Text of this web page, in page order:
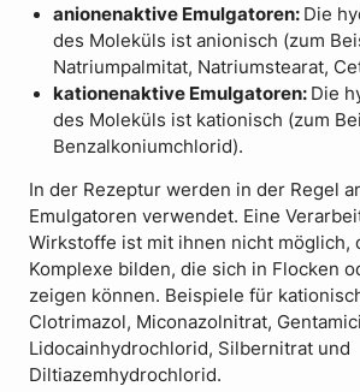
anionenaktive Emulgatoren: Die
des Moleküls ist anionisch (zum
Natriumpalmitat, Natriumstearat,
kationenaktive Emulgatoren: Die
des Moleküls ist kationisch (zum
Benzalkoniumchlorid).
In der Rezeptur werden in der Regel
Emulgatoren verwendet. Eine
Wirkstoffe ist mit ihnen nicht möglich,
Komplexe bilden, die sich in Flocken
zeigen können. Beispiele für
Clotrimazol, Miconazolnitrat,
Lidocainhydrochlorid, Silbernitrat und
Diltiazemhydrochlorid.